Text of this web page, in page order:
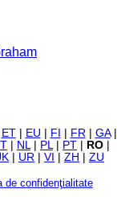
ET| EU FI FR| GA|
NL| PL| PT RO
UR VI ZH ZU
de confidenţialitate